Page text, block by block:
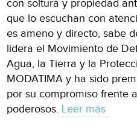
con soltura y propiedad
que lo escuchan con
es ameno y directo, sabe
lidera el Movimiento de
Agua, la Tierra y la
MODATIMA y ha sido
por su compromiso frente
poderosos. Leer más